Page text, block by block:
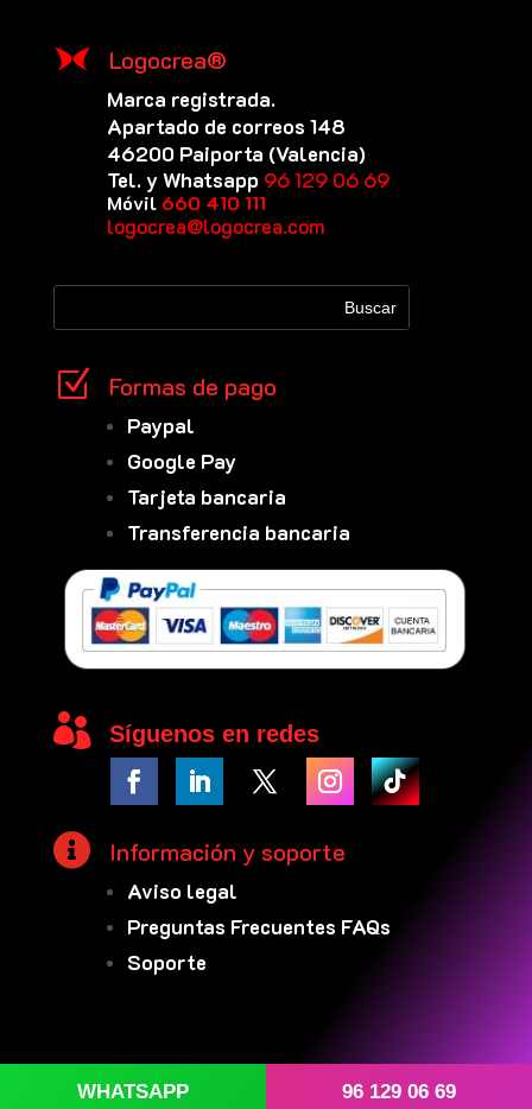
Logocrea®
Marca registrada.
Apartado de correos 148
46200 Paiporta (Valencia)
Tel. y Whatsapp 96 129 06 69
Móvil 660 410 111
logocrea@logocrea.com
Z Formas de pago
Paypal
Google Pay
Tarjeta bancaria
Transferencia bancaria
 Síguenos en redes
 Información y soporte
Aviso legal
Preguntas Frecuentes FAQs
Soporte
WHATSAPP 96 129 06 69